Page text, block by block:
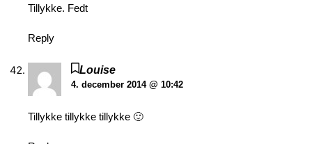
Tillykke. Fedt
Reply
Louise
4. december 2014 @ 10:42
Tillykke tillykke tillykke 🙂